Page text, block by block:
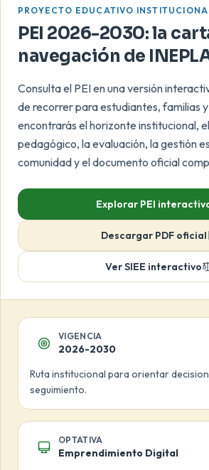
PROYECTO EDUCATIVO
PEI 2026-2030: la
navegación de
Consulta el PEI en una versión
de recorrer para estudiantes, familias
encontrarás el horizonte institucional,
pedagógico, la evaluación, la gestión
comunidad y el documento oficial
Explorar PEI
Descargar PDF oficial
Ver SIEE interactivo
VIGENCIA
2026-2030
Ruta institucional para orientar
seguimiento.
OPTATIVA
Emprendimiento Digital